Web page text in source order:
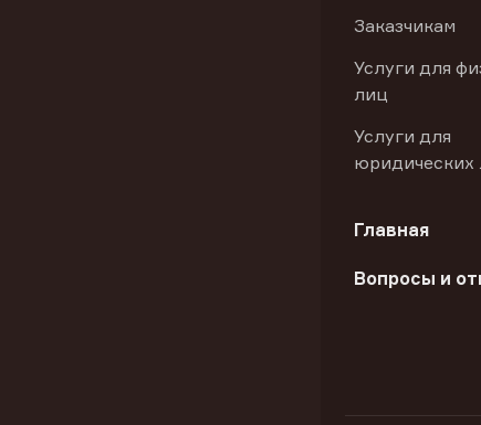
Заказчикам
Услуги для
лиц
Услуги для
юридических
Главная
Вопросы и